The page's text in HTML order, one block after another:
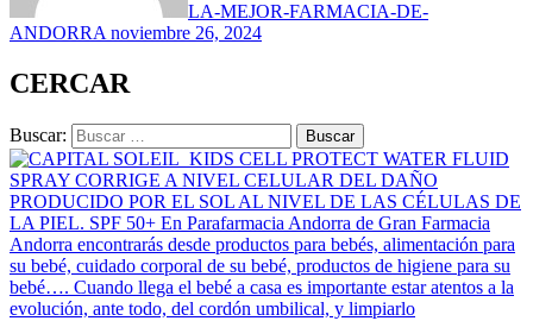
LA-MEJOR-FARMACIA-DE-
ANDORRA noviembre 26, 2024
CERCAR
Buscar: